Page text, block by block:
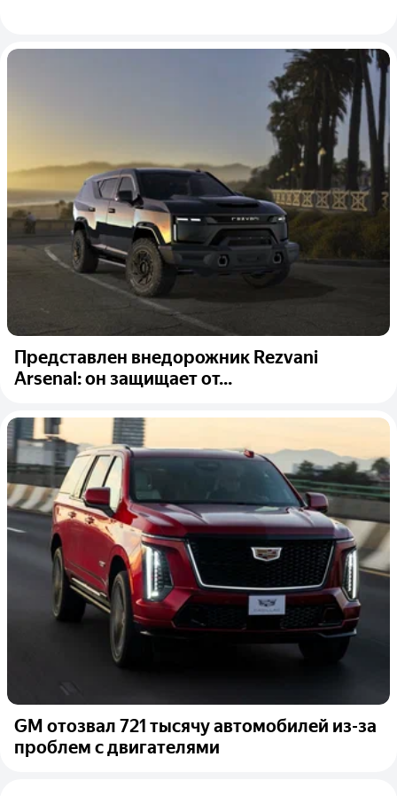
Представлен внедорожник Rezvani
Arsenal: он защищает от...
GM отозвал 721 тысячу автомобилей из-за
проблем с двигателями